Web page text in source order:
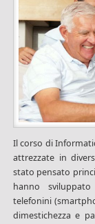
Il corso di
attrezzate in
stato pensato
hanno
telefonini
dimestichezza e